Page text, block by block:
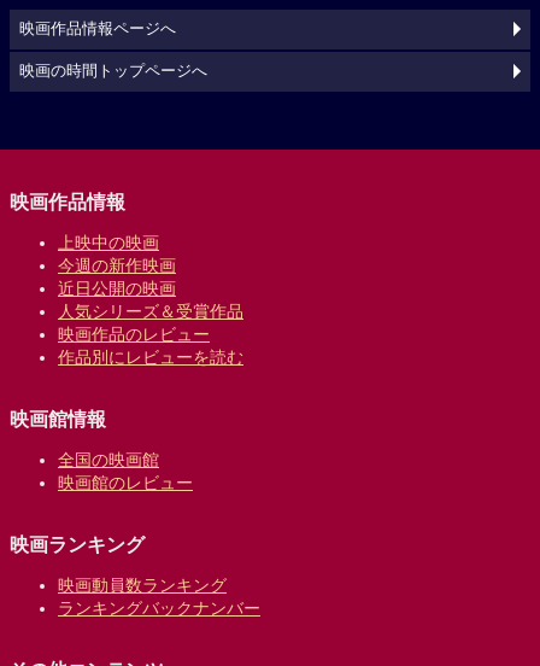
映画作品情報ページへ
映画の時間トップページへ
映画作品情報
上映中の映画
今週の新作映画
近日公開の映画
人気シリーズ＆受賞作品
映画作品のレビュー
作品別にレビューを読む
映画館情報
全国の映画館
映画館のレビュー
映画ランキング
映画動員数ランキング
ランキングバックナンバー